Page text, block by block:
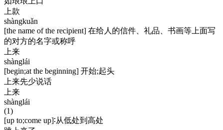
上款
shàngkuǎn
[the name of the recipient] 在给人的信件、礼品、书画等上面写
的对方的名字或称呼
上来
shànglái
[begin;at the beginning] 开始;起头
上来先少说话
上来
shànglái
(1)
[up to;come up]∶从低处到高处